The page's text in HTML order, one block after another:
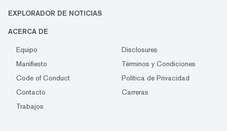
EXPLORADOR DE NOTICIAS
ACERCA DE
Equipo
Disclosures
Manifiesto
Términos y Condiciones
Code of Conduct
Política de Privacidad
Contacto
Carreras
Trabajos